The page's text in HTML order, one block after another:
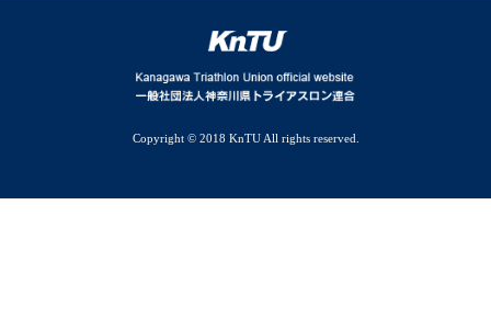
Copyright © 2018 KnTU All rights reserved.